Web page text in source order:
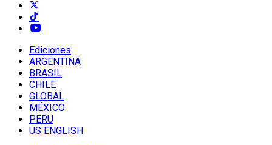
Ediciones
ARGENTINA
BRASIL
CHILE
GLOBAL
MÉXICO
PERU
US ENGLISH